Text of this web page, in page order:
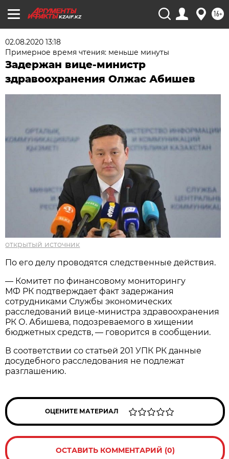
KZAIF.KZ 16+
02.08.2020 13:18
Примерное время чтения: меньше минуты
Задержан вице-министр
здравоохранения Олжас Абишев
открытый источник
По его делу проводятся следственные действия.
— Комитет по финансовому мониторингу
МФ РК подтверждает факт задержания
сотрудниками Службы экономических
расследований вице-министра здравоохранения
РК О. Абишева, подозреваемого в хищении
бюджетных средств, — говорится в сообщении.
В соответствии со статьей 201 УПК РК данные
досудебного расследования не подлежат
разглашению.
ОЦЕНИТЕ МАТЕРИАЛ
ОСТАВИТЬ КОММЕНТАРИЙ (0)